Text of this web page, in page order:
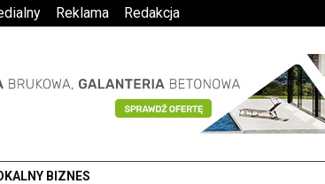
Reklama Redakcja
BIZNES